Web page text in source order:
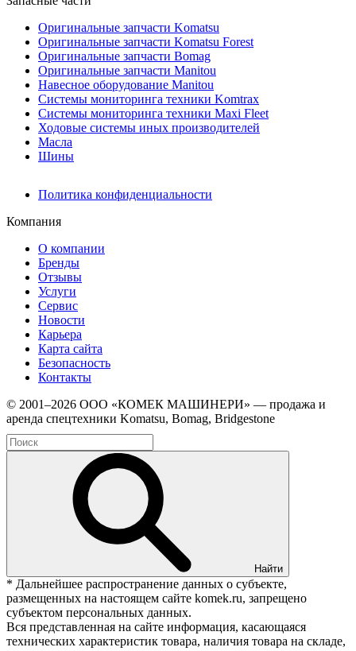
Оригинальные запчасти Komatsu
Оригинальные запчасти Komatsu Forest
Оригинальные запчасти Bomag
Оригинальные запчасти Manitou
Навесное оборудование Manitou
Системы мониторинга техники Komtrax
Системы мониторинга техники Maxi Fleet
Ходовые системы иных производителей
Масла
Шины
Политика конфиденциальности
Компания
О компании
Бренды
Отзывы
Услуги
Сервис
Новости
Карьера
Карта сайта
Безопасность
Контакты
© 2001–2026 ООО «КОМЕК МАШИНЕРИ» — продажа и
аренда спецтехники Komatsu, Bomag, Bridgestone
Найти
* Дальнейшее распространение данных о субъекте,
размещенных на настоящем сайте komek.ru, запрещено
субъектом персональных данных.
Вся представленная на сайте информация, касающаяся
технических характеристик товара, наличия товара на складе,